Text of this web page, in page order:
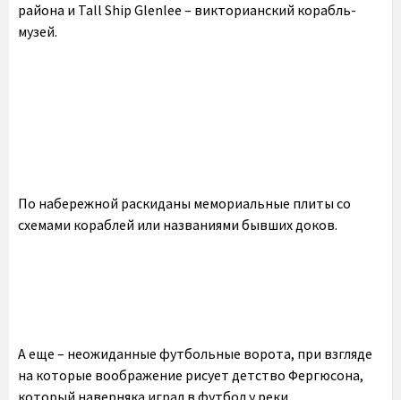
района и Tall Ship Glenlee – викторианский корабль-
музей.
По набережной раскиданы мемориальные плиты со
схемами кораблей или названиями бывших доков.
А еще – неожиданные футбольные ворота, при взгляде
на которые воображение рисует детство Фергюсона,
который наверняка играл в футбол у реки.